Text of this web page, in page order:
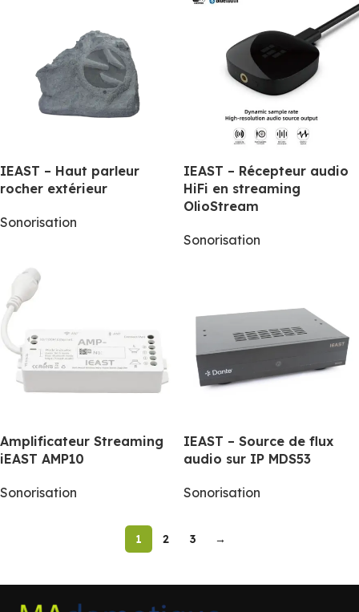
IEAST – Haut parleur
rocher extérieur
Sonorisation
IEAST – Récepteur audio
HiFi en streaming
OlioStream
Sonorisation
Amplificateur Streaming
iEAST AMP10
Sonorisation
IEAST – Source de flux
audio sur IP MDS53
Sonorisation
1 2 3 →